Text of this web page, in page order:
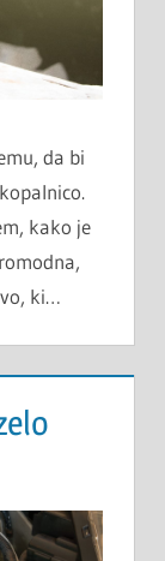
da bi
kako je
ki…